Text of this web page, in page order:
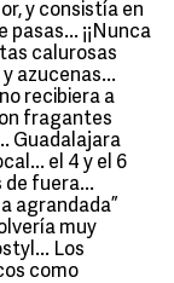
y consistía en
¡¡Nunca
calurosas
azucenas...
recibiera a
fragantes
Guadalajara
el 4 y el 6
de fuera...
agrandada”
muy
Los
como